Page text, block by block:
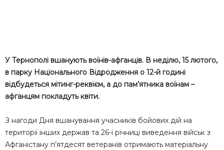
У Тернополі вшанують воїнів-афганців. В неділю, 15 лютого,
в парку Національного Відродження о 12-й годині
відбудеться мітинг-реквієм, а до пам’ятника воїнам –
афганцям покладуть квіти.
З нагоди Дня вшанування учасників бойових дій на
території інших держав та 26-ї річниці виведення військ з
Афганістану п’ятдесят ветеранів отримають матеріальну